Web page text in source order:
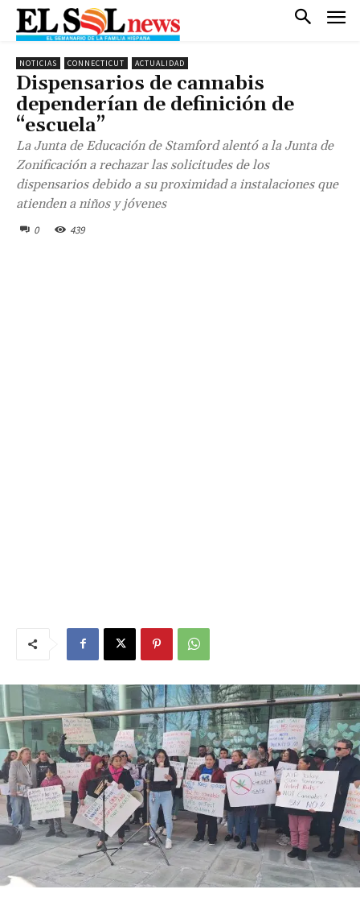
NOTICIAS CONNECTICUT ACTUALIDAD
Dispensarios de cannabis
dependerían de definición de
“escuela”
La Junta de Educación de Stamford alentó a la Junta de
Zonificación a rechazar las solicitudes de los
dispensarios debido a su proximidad a instalaciones que
atienden a niños y jóvenes
0 439